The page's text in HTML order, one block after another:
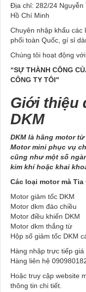
Địa chỉ: 282/24
Hồ Chí Minh
Chuyên nhập khẩu các
phối toàn Quốc, gí sỉ
Chúng tôi hoạt động
“SỰ THÀNH CÔNG
CÔNG TY TÔI"
Giới thiệu
DKM
DKM là hãng motor
Motor mini phục vụ
cũng như một số
kim khí hoặc khai
Các loại motor mà
Motor giảm tốc DKM
Motor dkm đảo chiều
Motor điều khiển DKM
Motor dkm thắng từ
Hộp số giảm tốc DKM
Hàng nhập trực tiếp
Hàng liên hệ
Hoặc truy cập website
thông tin chi tiết.